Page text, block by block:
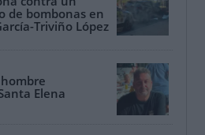
de bombonas en
Triviño López
Elena